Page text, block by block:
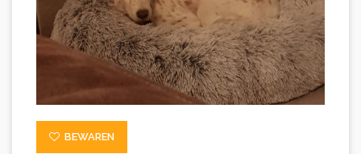
BEWAREN